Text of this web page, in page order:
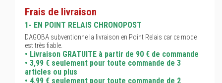
Frais de livraison
1- EN POINT RELAIS CHRONOPOST
DAGOBA subventionne la livraison en Point Relais car ce mode
est très fiable.
• Livraison GRATUITE à partir de 90 € de commande
• 3,99 € seulement pour toute commande de 3
articles ou plus
• 4,99 € seulement pour toute commande de 2